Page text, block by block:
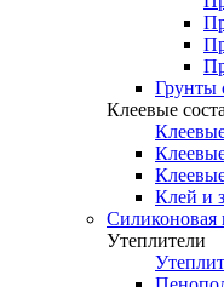
Грунты
Клеевые
Клей и
Силиконовая
Утеплители